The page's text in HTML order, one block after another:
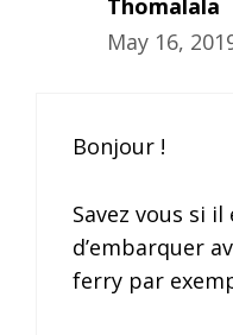
Thomalala
May 16,
Bonjour !
Savez vous si
d’embarquer
ferry par